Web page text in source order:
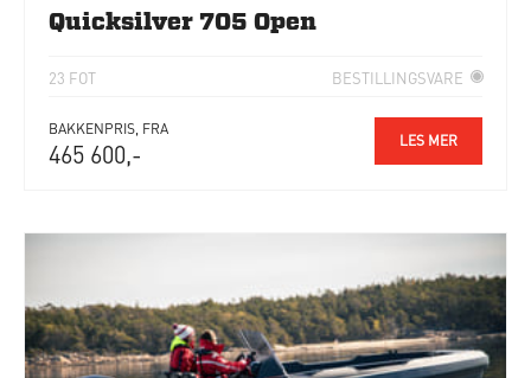
Quicksilver 705 Open
23 FOT BESTILLINGSVARE
BAKKENPRIS, FRA
465 600,- LES MER